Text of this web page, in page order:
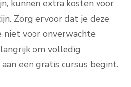
kunnen extra kosten voor
Zorg ervoor dat je deze
niet voor onverwachte
om volledig
een gratis cursus begint.